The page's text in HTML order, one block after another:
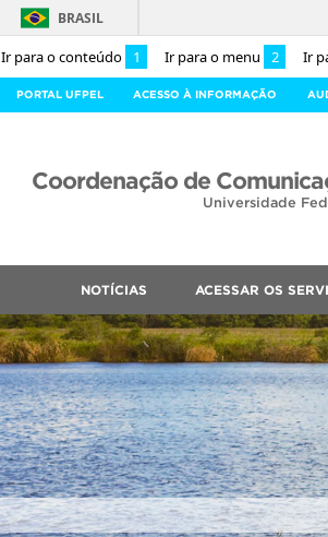
Ir para o conteúdo 1 Ir para o menu 2 Ir
BRASIL
PORTAL UFPEL ACESSO À INFORMAÇÃO
Coordenação de
Universidade
NOTÍCIAS ACESSAR OS